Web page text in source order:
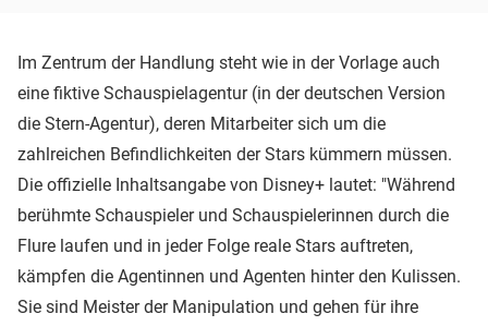
Im Zentrum der Handlung steht wie in der Vorlage auch
eine fiktive Schauspielagentur (in der deutschen Version
die Stern-Agentur), deren Mitarbeiter sich um die
zahlreichen Befindlichkeiten der Stars kümmern müssen.
Die offizielle Inhaltsangabe von Disney+ lautet: "Während
berühmte Schauspieler und Schauspielerinnen durch die
Flure laufen und in jeder Folge reale Stars auftreten,
kämpfen die Agentinnen und Agenten hinter den Kulissen.
Sie sind Meister der Manipulation und gehen für ihre